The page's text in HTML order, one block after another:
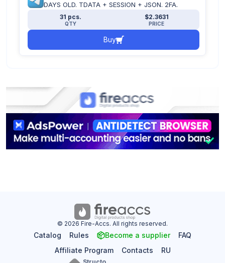
DAYS OLD. TDATA + SESSION + JSON. 2FA.
31 pcs.
QTY
$2.3631
PRICE
Buy
© 2026 Fire-Accs. All rights reserved.
Catalog Rules Become a supplier
FAQ
Affiliate Program
Contacts RU